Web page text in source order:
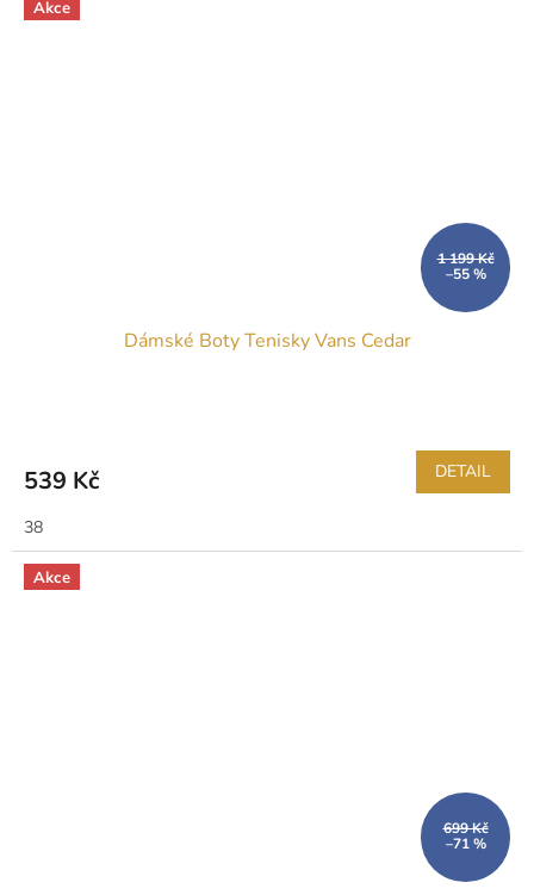
Akce
1 199 Kč
–55 %
Dámské Boty Tenisky Vans Cedar
539 Kč DETAIL
38
Akce
699 Kč
–71 %